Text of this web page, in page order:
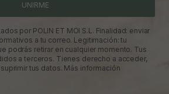
UNIRME
por POLIN ET MOI S.L. Finalidad: enviar
a tu correo. Legitimación: tu
podrás retirar en cualquier momento. Tus
a terceros. Tienes derecho a acceder,
tus datos. Más información